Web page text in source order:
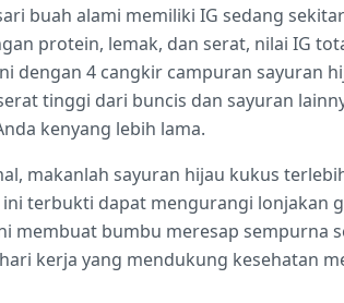
buah alami memiliki IG sedang
protein, lemak, dan serat, nilai IG
dengan 4 cangkir campuran sayuran
tinggi dari buncis dan sayuran
kenyang lebih lama.
makanlah sayuran hijau kukus
terbukti dapat mengurangi lonjakan
membuat bumbu meresap sempurna
kerja yang mendukung kesehatan